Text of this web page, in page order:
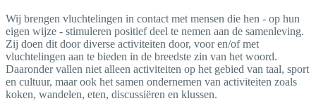
Wij brengen vluchtelingen in contact met mensen die hen - op hun
eigen wijze - stimuleren positief deel te nemen aan de samenleving.
Zij doen dit door diverse activiteiten door, voor en/of met
vluchtelingen aan te bieden in de breedste zin van het woord.
Daaronder vallen niet alleen activiteiten op het gebied van taal, sport
en cultuur, maar ook het samen ondernemen van activiteiten zoals
koken, wandelen, eten, discussiëren en klussen.